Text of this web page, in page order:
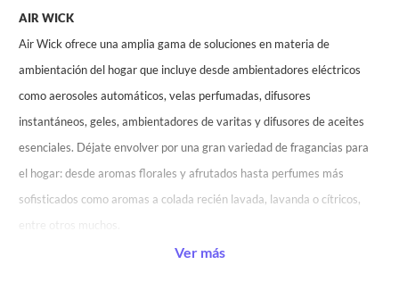
AIR WICK
Air Wick ofrece una amplia gama de soluciones en materia de
ambientación del hogar que incluye desde ambientadores eléctricos
como aerosoles automáticos, velas perfumadas, difusores
instantáneos, geles, ambientadores de varitas y difusores de aceites
esenciales. Déjate envolver por una gran variedad de fragancias para
el hogar: desde aromas florales y afrutados hasta perfumes más
sofisticados como aromas a colada recién lavada, lavanda o cítricos,
entre otros muchos.
Ver más